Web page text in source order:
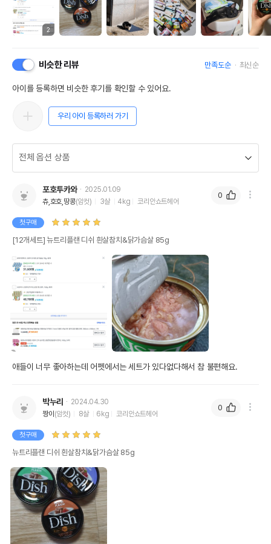
2
비슷한 리뷰 만족도순 최신순
아이를 등록하면 비슷한 후기를 확인할 수 있어요.
우리 아이 등록하러 가기
포호투카와
2025.01.09
츄,호호,땅콩(암컷) 3살 4kg 코리안쇼트헤어
첫구매
[12개세트] 뉴트리플랜 디쉬 흰살참치&닭가슴살 85g
애들이 너무 좋아하는데 어펫에서는 세트가 있다없다해서 참 불편해요.
0
박누리
2024.04.30
짱이(암컷) 8살 6kg 코리안쇼트헤어
첫구매
뉴트리플랜 디쉬 흰살참치&닭가슴살 85g
0